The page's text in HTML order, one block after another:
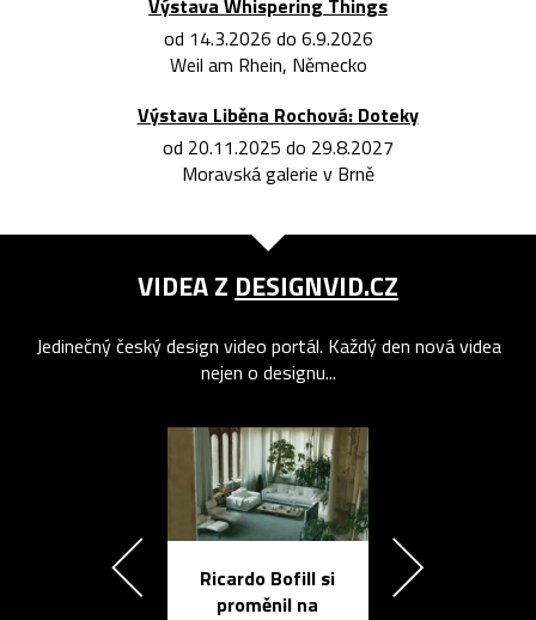
Výstava Whispering Things
od 14.3.2026 do 6.9.2026
Weil am Rhein, Německo
Výstava Liběna Rochová: Doteky
od 20.11.2025 do 29.8.2027
Moravská galerie v Brně
VIDEA Z DESIGNVID.CZ
Jedinečný český design video portál. Každý den nová videa
nejen o designu...
Ricardo Bofill si
proměnil na